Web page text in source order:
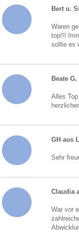
Bert u.
Waren
top!!!
sollte es
Beate G.
Alles
GH aus
Sehr
Claudia
War vor